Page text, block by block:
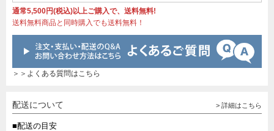
通常5,500円(税込)以上ご購入で、送料無料!
送料無料商品と同時購入でも送料無料！
＞＞よくある質問はこちら
配送について > 詳細はこちら
■配送の目安